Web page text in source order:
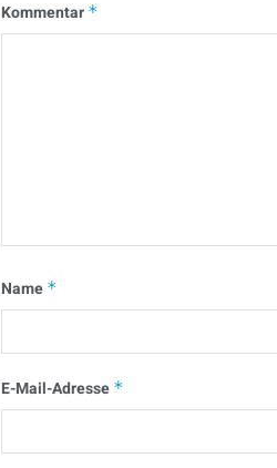
Kommentar *
Name *
E-Mail-Adresse *